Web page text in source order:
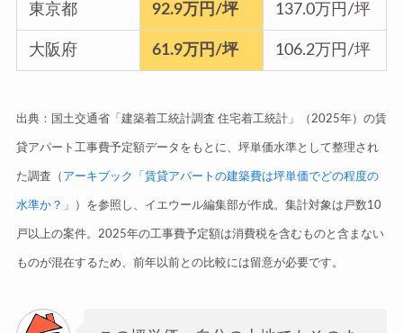
東京都 92.9万円/坪 137.0万円/坪
大阪府 61.9万円/坪 106.2万円/坪
出典：国土交通省「建築着工統計調査 住宅着工統計」（2025年）の賃
貸アパート工事費予定額データをもとに、坪単価水準として整理され
た調査（ アーキブック「賃貸アパートの建築費は坪単価でどの程度の
水準か？」 ）を参照し、イエウール編集部が作成。集計対象は戸数10
戸以上の案件。2025年の工事費予定額は消費税を含むものと含まない
ものが混在するため、前年以前との比較には留意が必要です。